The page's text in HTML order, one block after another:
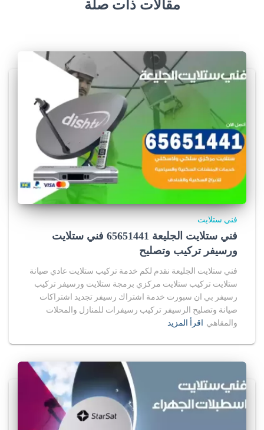
مقالات ذات صلة
فني ستلايت
فني ستلايت الجليعة 65651441 فني ستلايت
ورسيفر تركيب وتصليح
فني ستلايت الجليعة نقدم لكم خدمة تركيب ستلايت عادي صيانة
ستلايت تركيب ستلايت مركزي برمجة ستلايت ورسيفر تركيب
رسيفر بي ان سبورت خدمة اشتراك رسيفر تجديد اشتراكات
صيانة وتصليح الرسيفر تركيب رسيفرات للمنازل والمحلات
والمقاهي اقرأ المزيد